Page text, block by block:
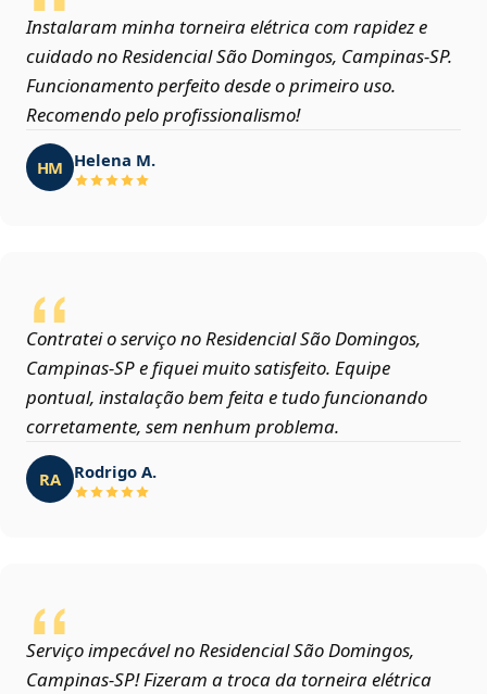
Instalaram minha torneira elétrica com rapidez e
cuidado no Residencial São Domingos, Campinas‑SP.
Funcionamento perfeito desde o primeiro uso.
Recomendo pelo profissionalismo!
HM Helena M.
Contratei o serviço no Residencial São Domingos,
Campinas‑SP e fiquei muito satisfeito. Equipe
pontual, instalação bem feita e tudo funcionando
corretamente, sem nenhum problema.
RA Rodrigo A.
Serviço impecável no Residencial São Domingos,
Campinas‑SP! Fizeram a troca da torneira elétrica